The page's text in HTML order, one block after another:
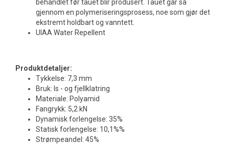
behandlet før tauet blir produsert. Tauet går så
gjennom en polymeriseringsprosess, noe som gjør det
ekstremt holdbart og vanntett.
UIAA Water Repellent
Produktdetaljer:
Tykkelse: 7,3 mm
Bruk: Is - og fjellklatring
Materiale: Polyamid
Fangrykk: 5,2 kN
Dynamisk forlengelse: 35%
Statisk forlengelse: 10,1%%
Strømpeandel: 45%